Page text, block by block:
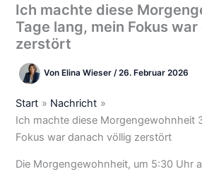
Ich machte diese
Tage lang, mein Fokus
zerstört
Von Elina Wieser/26. Februar 2026
Start
Nachricht
Ich machte diese Morgengewohnheit
Fokus war danach völlig zerstört
Die Morgengewohnheit, um 5:30 Uhr